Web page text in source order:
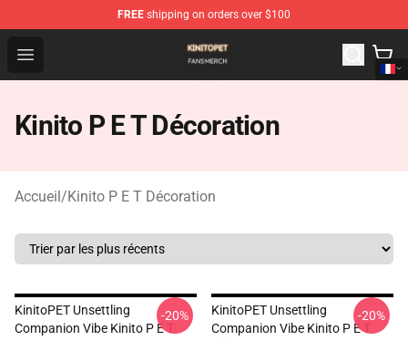
FREE shipping on orders over $100
Open menu
Kinito P E T Shop - Official Kinito P E T Merchandise
Kinito P E T Décoration
Accueil/Kinito P E T Décoration
KinitoPET Unsettling
Companion Vibe Kinito P E T
-20%
KinitoPET Unsettling
Companion Vibe Kinito P E T
-20%